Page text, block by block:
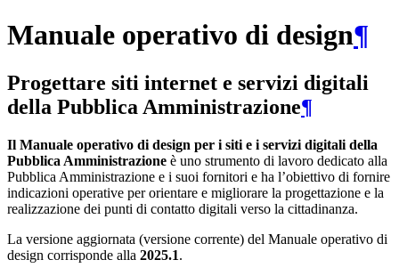
Manuale operativo di design¶
Progettare siti internet e servizi digitali
della Pubblica Amministrazione¶
Il Manuale operativo di design per i siti e i servizi digitali della
Pubblica Amministrazione è uno strumento di lavoro dedicato alla
Pubblica Amministrazione e i suoi fornitori e ha l’obiettivo di fornire
indicazioni operative per orientare e migliorare la progettazione e la
realizzazione dei punti di contatto digitali verso la cittadinanza.
La versione aggiornata (versione corrente) del Manuale operativo di
design corrisponde alla 2025.1.